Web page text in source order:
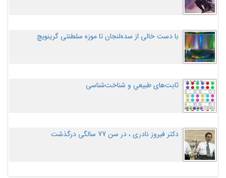
با دست خالی از سده‌لنجان تا موزه سلطنتی گرینویچ
ثابت‌های طبیعیِ و شناخت‌شناسی
دکتر فیروز نادری ، در سن 77 سالگی درگذشت